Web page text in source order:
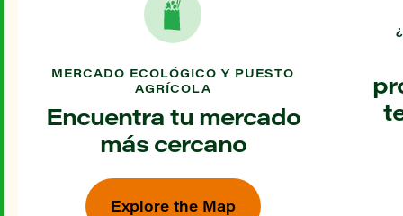
MERCADO ECOLÓGICO Y PUESTO
AGRÍCOLA
Encuentra tu mercado
más cercano
Explore the Map